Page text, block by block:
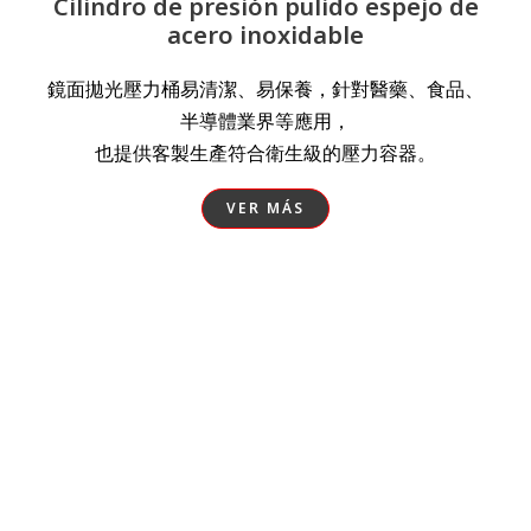
Cilindro de presión pulido espejo de
acero inoxidable
鏡面拋光壓力桶易清潔、易保養，針對醫藥、食品、
半導體業界等應用，
也提供客製生產符合衛生級的壓力容器。
VER MÁS